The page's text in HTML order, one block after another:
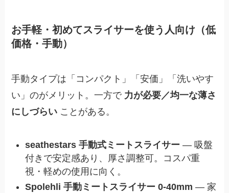
お手軽・初めてスライサーを使う人向け（低
価格・手動）
手動タイプは「コンパクト」「安価」「洗いやす
い」のがメリット。一方で 力が必要／均一な薄さ
にしづらい ことがある。
seathestars 手動式ミートスライサー — 吸盤
付きで安定感あり、厚さ調整可。コスパ重
視・軽めの使用に向く。
Spolehli 手動ミートスライサー 0‑40mm — 家